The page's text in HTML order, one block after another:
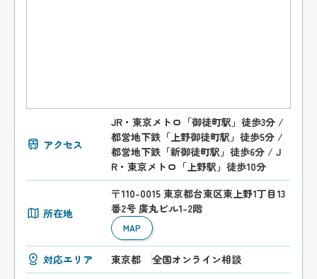
アクセス
JR・東京メトロ「御徒町駅」徒歩3分 /
都営地下鉄「上野御徒町駅」徒歩5分 /
都営地下鉄「新御徒町駅」徒歩6分 / J
R・東京メトロ「上野駅」徒歩10分
所在地
〒110-0015 東京都台東区東上野1丁目13
番2号 廣丸ビル1-2階
MAP
対応エリア 東京都 全国オンライン相談